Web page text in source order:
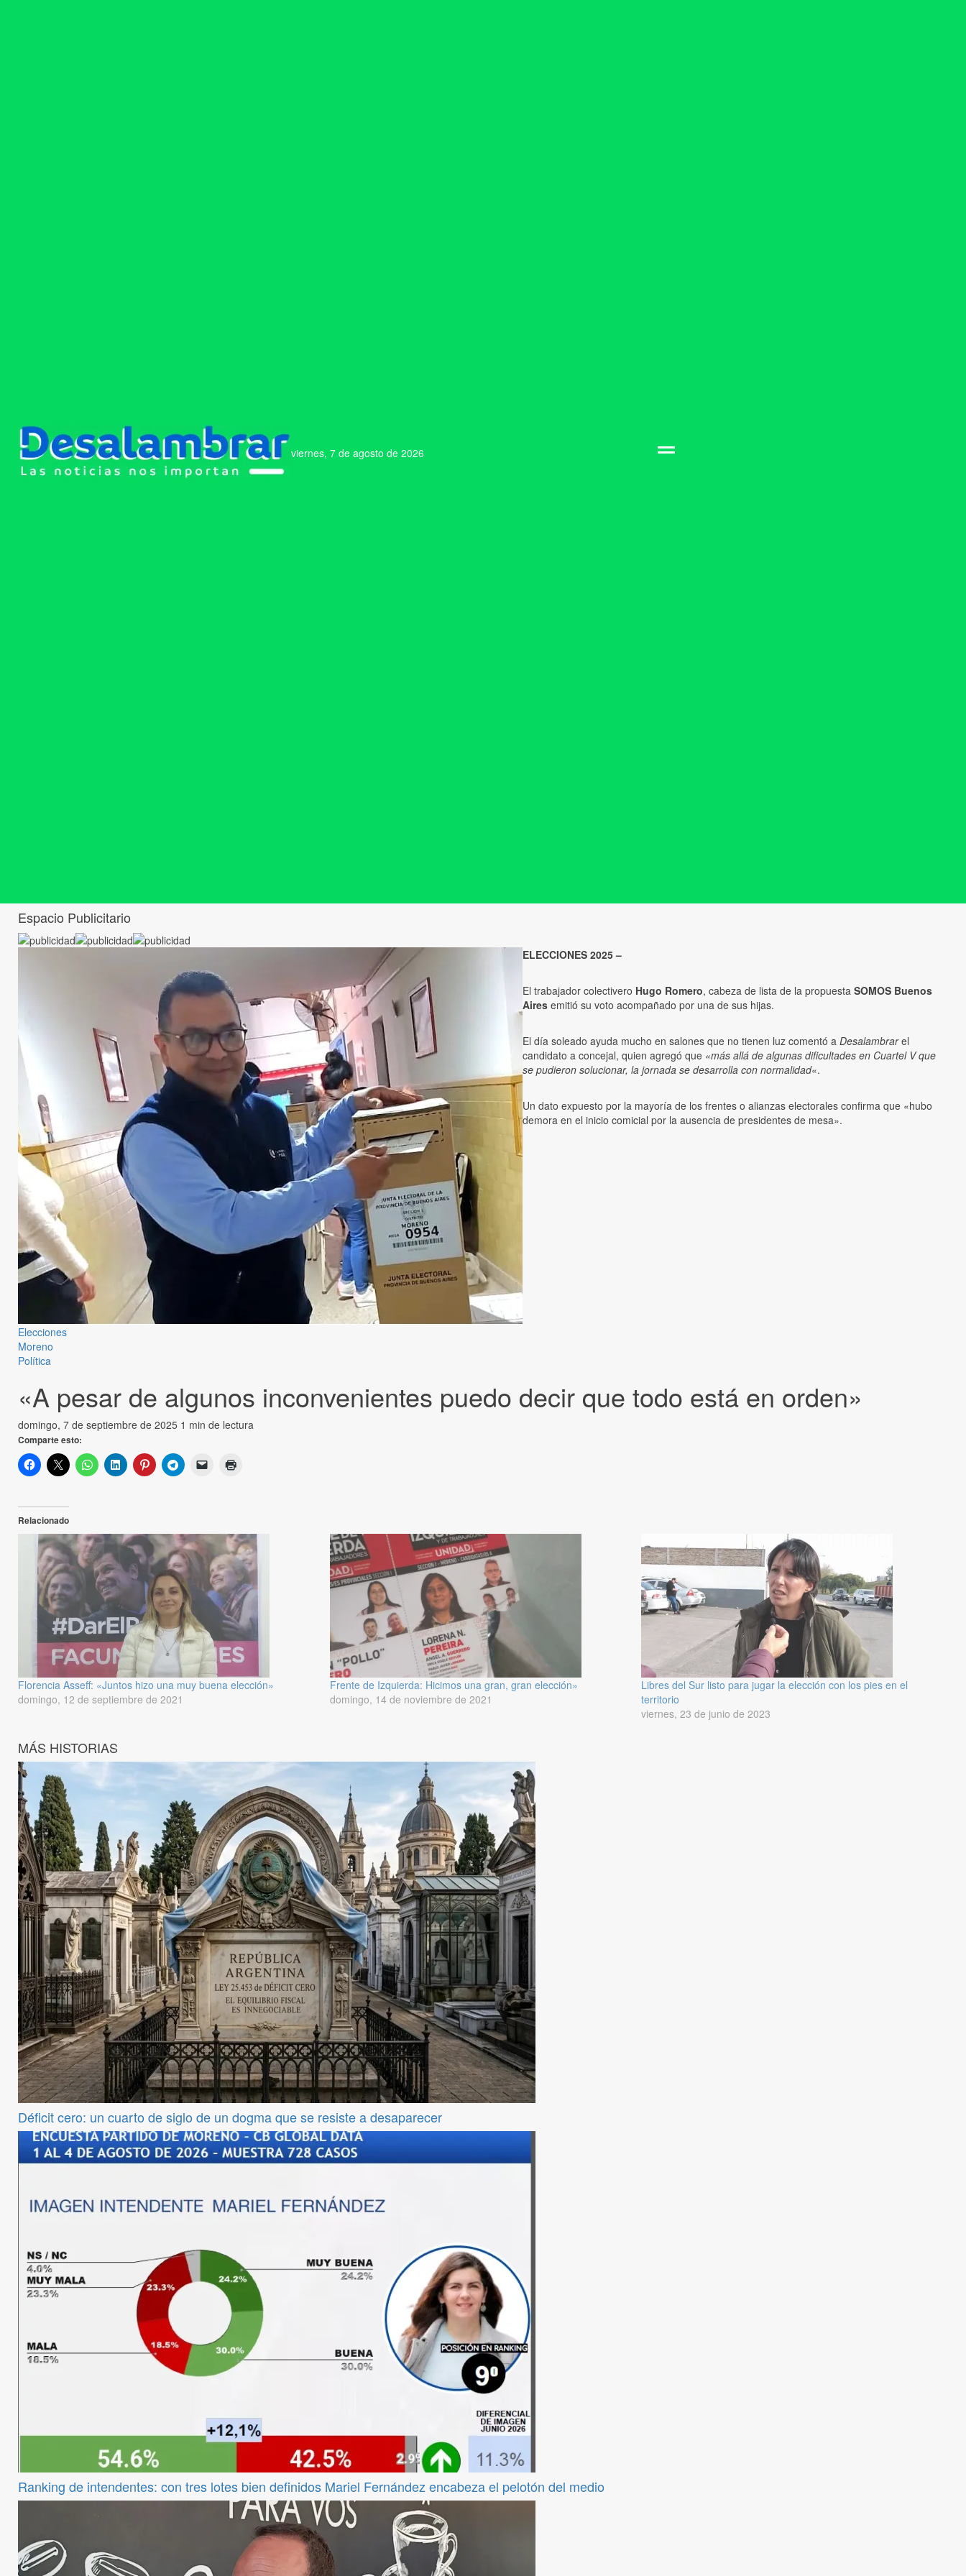
viernes, 7 de agosto de 2026
Espacio Publicitario
Elecciones
Moreno
Política
«A pesar de algunos inconvenientes puedo decir que todo está en orden»
domingo, 7 de septiembre de 2025 1 min de lectura
Comparte esto:
ELECCIONES 2025 –
El trabajador colectivero Hugo Romero, cabeza de lista de la propuesta SOMOS Buenos
Aires emitió su voto acompañado por una de sus hijas.
El día soleado ayuda mucho en salones que no tienen luz comentó a Desalambrarel
candidato a concejal, quien agregó que «más allá de algunas dificultades en Cuartel V que
se pudieron solucionar, la jornada se desarrolla con normalidad«.
Un dato expuesto por la mayoría de los frentes o alianzas electorales confirma que «hubo
demora en el inicio comicial por la ausencia de presidentes de mesa».
Relacionado
Florencia Asseff: «Juntos hizo una muy buena elección»
domingo, 12 de septiembre de 2021
Frente de Izquierda: Hicimos una gran, gran elección»
domingo, 14 de noviembre de 2021
Libres del Sur listo para jugar la elección con los pies en el
territorio
viernes, 23 de junio de 2023
MÁS HISTORIAS
Déficit cero: un cuarto de siglo de un dogma que se resiste a desaparecer
Ranking de intendentes: con tres lotes bien definidos Mariel Fernández encabeza el pelotón del medio